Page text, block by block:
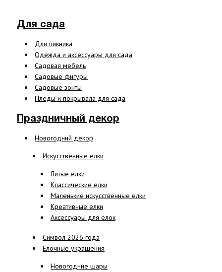
Для сада
Для пикника
Одежда и аксессуары для сада
Садовая мебель
Садовые фигуры
Садовые зонты
Пледы и покрывала для сада
Праздничный декор
Новогодний декор
Искусственные елки
Литые елки
Классические елки
Маленькие искусственные елки
Креативные елки
Аксессуары для елок
Символ 2026 года
Елочные украшения
Новогодние шары